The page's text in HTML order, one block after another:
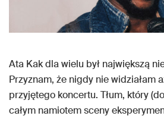
Ata Kak dla wielu był największą
Przyznam, że nigdy nie widziałam
przyjętego koncertu. Tłum, który
całym namiotem sceny